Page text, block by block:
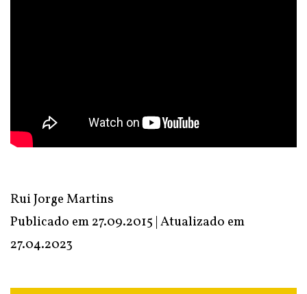
Rui Jorge Martins
Publicado em 27.09.2015 | Atualizado em
27.04.2023